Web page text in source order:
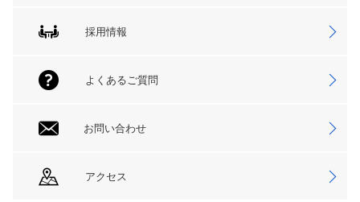
採用情報
よくあるご質問
お問い合わせ
アクセス